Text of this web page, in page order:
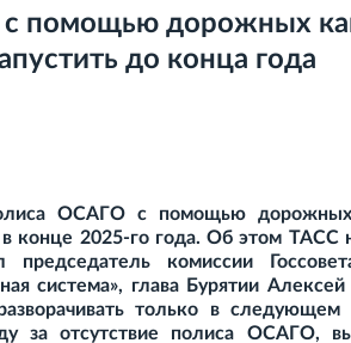
помощью дорожных
до конца года
ОСАГО с помощью
конце 2025-го года. Об этом ТАСС
председатель комиссии
система», глава Бурятии
только в следующем
за отсутствие полиса ОСАГО,